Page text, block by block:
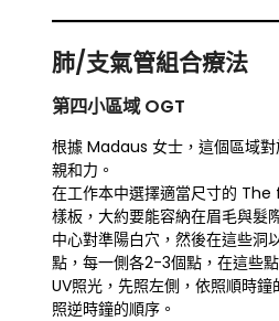
肺/支氣管組合療法
第四小區域 OGT
根據 Madaus 女士，這個區域
親和力。
在工作本中選擇適當尺寸的
樣板，大約要能容納在眉毛與髮
中心對準陽白穴，然後在這些洞
點，每一側各2-3個點，在這些
UV照光，先照左側，依照順時
照逆時鐘的順序。